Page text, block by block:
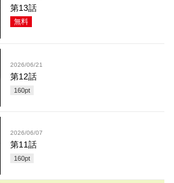
第13話
無料
2026/06/21
第12話
160pt
2026/06/07
第11話
160pt